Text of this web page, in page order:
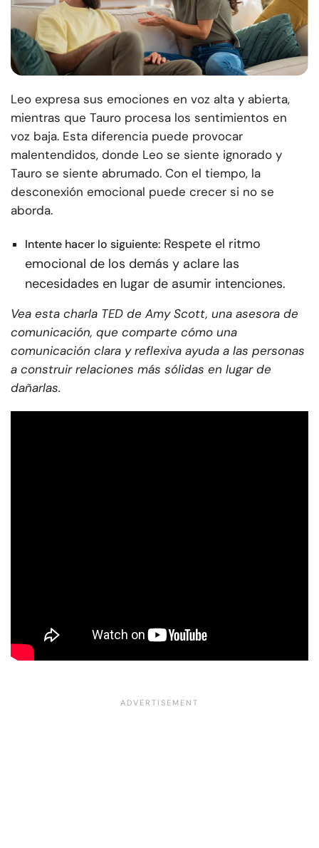
Leo expresa sus emociones en voz alta y abierta,
mientras que Tauro procesa los sentimientos en
voz baja. Esta diferencia puede provocar
malentendidos, donde Leo se siente ignorado y
Tauro se siente abrumado. Con el tiempo, la
desconexión emocional puede crecer si no se
aborda.
Intente hacer lo siguiente: Respete el ritmo
emocional de los demás y aclare las
necesidades en lugar de asumir intenciones.
Vea esta charla TED de Amy Scott, una asesora de
comunicación, que comparte cómo una
comunicación clara y reflexiva ayuda a las personas
a construir relaciones más sólidas en lugar de
dañarlas.